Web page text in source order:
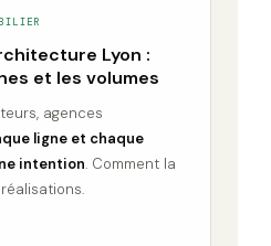
Lyon :
et les volumes
agences
ligne et chaque
intention. Comment la